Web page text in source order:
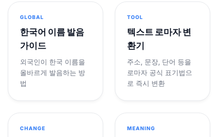
GLOBAL
한국어 이름 발음
가이드
외국인이 한국 이름을
올바르게 발음하는 방
법
TOOL
텍스트 로마자 변
환기
주소, 문장, 단어 등을
로마자 공식 표기법으
로 즉시 변환
CHANGE MEANING